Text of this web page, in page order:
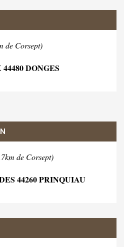
de Corsept)
DONGES
de Corsept)
44260 PRINQUIAU